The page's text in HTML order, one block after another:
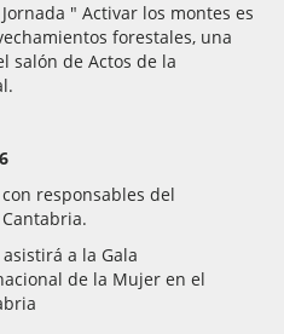
" Activar los montes es
forestales, una
salón de Actos de la
responsables del
a la Gala
de la Mujer en el